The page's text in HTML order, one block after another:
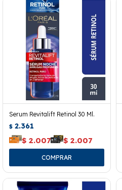
Serum Revitalift Retinol 30 Ml.
$ 2.361
$ 2.007 $ 2.007